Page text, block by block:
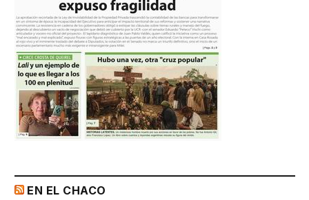
EN EL CHACO